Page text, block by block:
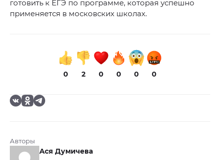
готовить к ЕГЭ по программе, которая успешно
применяется в московских школах.
0 2 0 0 0 0
Авторы
Ася Думичева